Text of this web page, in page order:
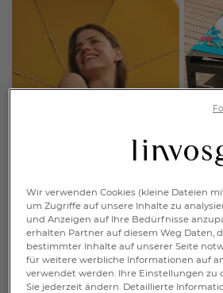
1
Wir verwenden Cookies (kleine Dateien
um Zugriffe auf unsere Inhalte zu
und Anzeigen auf Ihre Bedürfnisse
erhalten Partner auf diesem Weg Daten,
bestimmter Inhalte auf unserer Seite
für weitere werbliche Informationen auf
verwendet werden. Ihre Einstellungen zu
Sie jederzeit ändern. Detaillierte